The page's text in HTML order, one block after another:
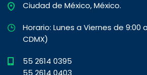
Ciudad de México, México.
Horario: Lunes a Viernes de 9:00
CDMX)
55 2614 0395
55 2614 0403